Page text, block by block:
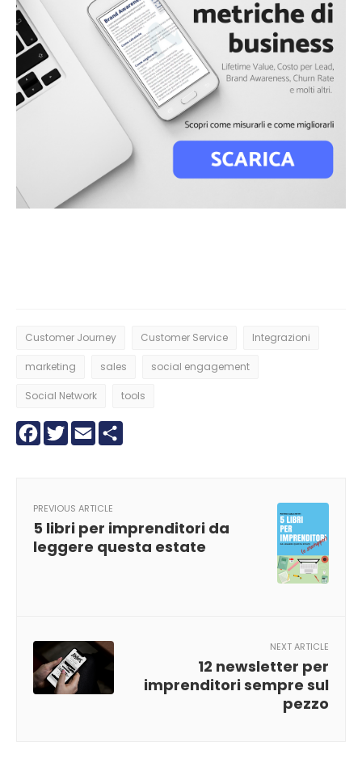
Customer Journey Customer Service Integrazioni
marketing sales social engagement
Social Network tools
Facebook
Twitter
Email
PREVIOUS ARTICLE
5 libri per imprenditori da
leggere questa estate
NEXT ARTICLE
12 newsletter per
imprenditori sempre sul
pezzo